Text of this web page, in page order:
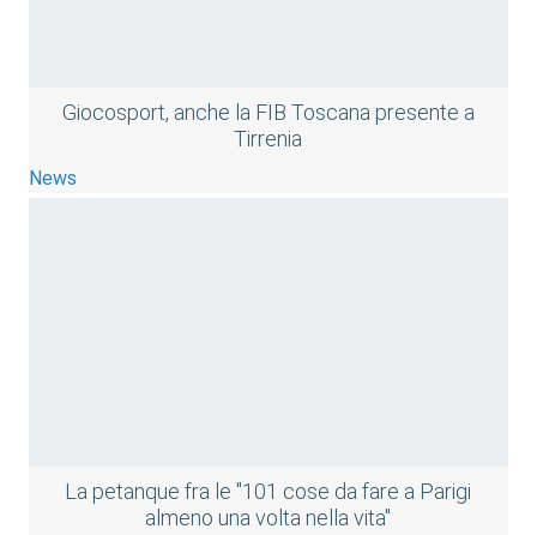
Giocosport, anche la FIB Toscana presente a
Tirrenia
News
La petanque fra le "101 cose da fare a Parigi
almeno una volta nella vita"